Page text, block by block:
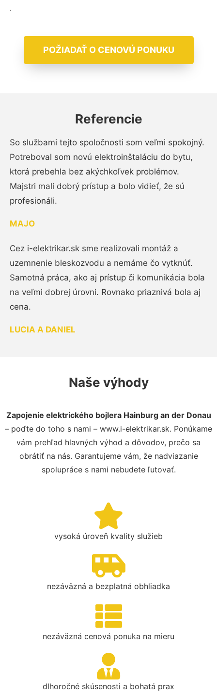
.
POŽIADAŤ O CENOVÚ PONUKU
Referencie
So službami tejto spoločnosti som veľmi spokojný.
Potreboval som novú elektroinštaláciu do bytu,
ktorá prebehla bez akýchkoľvek problémov.
Majstri mali dobrý prístup a bolo vidieť, že sú
profesionáli.
MAJO
Cez i-elektrikar.sk sme realizovali montáž a
uzemnenie bleskozvodu a nemáme čo vytknúť.
Samotná práca, ako aj prístup či komunikácia bola
na veľmi dobrej úrovni. Rovnako priaznivá bola aj
cena.
LUCIA A DANIEL
Naše výhody
Zapojenie elektrického bojlera Hainburg an der Donau
– poďte do toho s nami – www.i-elektrikar.sk. Ponúkame
vám prehľad hlavných výhod a dôvodov, prečo sa
obrátiť na nás. Garantujeme vám, že nadviazanie
spolupráce s nami nebudete ľutovať.
vysoká úroveň kvality služieb
nezáväzná a bezplatná obhliadka
nezáväzná cenová ponuka na mieru
dlhoročné skúsenosti a bohatá prax